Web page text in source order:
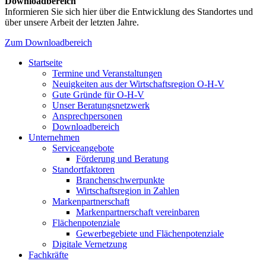
Informieren Sie sich hier über die Entwicklung des Standortes und
über unsere Arbeit der letzten Jahre.
Zum Downloadbereich
Startseite
Termine und Veranstaltungen
Neuigkeiten aus der Wirtschaftsregion O-H-V
Gute Gründe für O-H-V
Unser Beratungsnetzwerk
Ansprechpersonen
Downloadbereich
Unternehmen
Serviceangebote
Förderung und Beratung
Standortfaktoren
Branchenschwerpunkte
Wirtschaftsregion in Zahlen
Markenpartnerschaft
Markenpartnerschaft vereinbaren
Flächenpotenziale
Gewerbegebiete und Flächenpotenziale
Digitale Vernetzung
Fachkräfte